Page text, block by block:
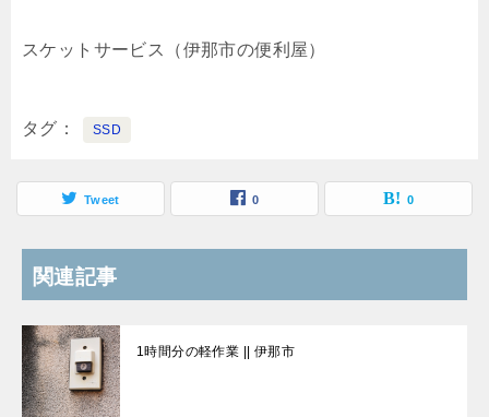
スケットサービス（伊那市の便利屋）
タグ SSD
Tweet 0 0
関連記事
1時間分の軽作業 || 伊那市